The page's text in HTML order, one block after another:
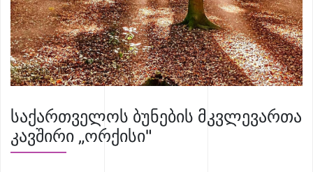
საქართველოს ბუნების მკვლევართა
კავშირი „ორქისი"